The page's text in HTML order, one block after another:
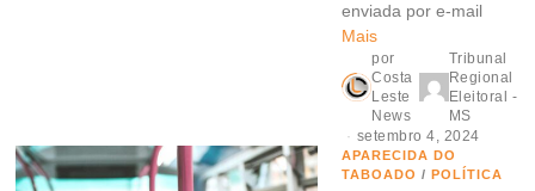
enviada por e-mail
Mais
por
Costa
Leste
News
Tribunal
Regional
Eleitoral -
MS
setembro 4, 2024
APARECIDA DO
TABOADO / POLÍTICA